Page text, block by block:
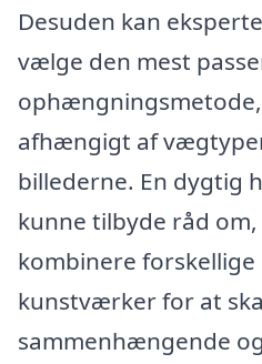
Desuden kan
vælge den mest
afhængigt af
billederne. En dygtig
kunne tilbyde råd
kombinere forskellige
kunstværker for at
sammenhængende